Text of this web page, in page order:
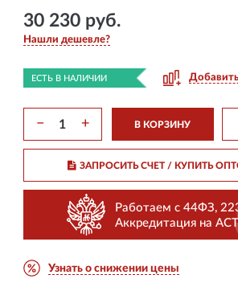
30 230 руб.
Нашли дешевле?
ЕСТЬ В НАЛИЧИИ
− + В КОРЗИНУ
ЗАПРОСИТЬ СЧЕТ / КУПИТЬ
Работаем с 44ФЗ,
Аккредитация на
Узнать о снижении цены